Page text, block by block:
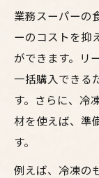
業務スーパーの
ーのコストを抑
ができます。リ
一括購入できる
す。さらに、冷
材を使えば、準
す。
例えば、冷凍の